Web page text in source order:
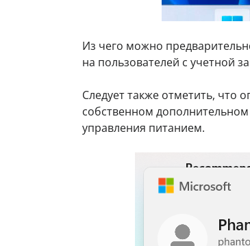
Из чего можно
на пользователей с учетной
Следует также отметить, что
собственном
управления питанием.